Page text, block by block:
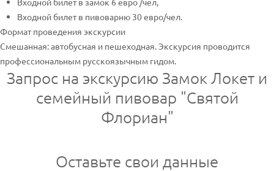
Входной билет в пивоварню 30 евро/чел.
Формат проведения экскурсии
Смешанная: автобусная и пешеходная. Экскурсия проводится
профессиональным русскоязычным гидом.
Запрос на экскурсию Замок Локет и
семейный пивовар "Святой
Флориан"
Оставьте свои данные